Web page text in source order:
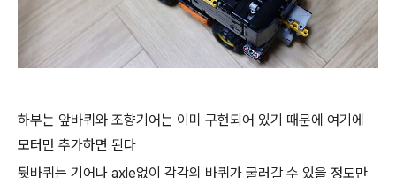
하부는 앞바퀴와 조향기어는 이미 구현되어 있기 때문에 여기에
모터만 추가하면 된다
뒷바퀴는 기어나 axle없이 각각의 바퀴가 굴러갈 수 있을 정도만